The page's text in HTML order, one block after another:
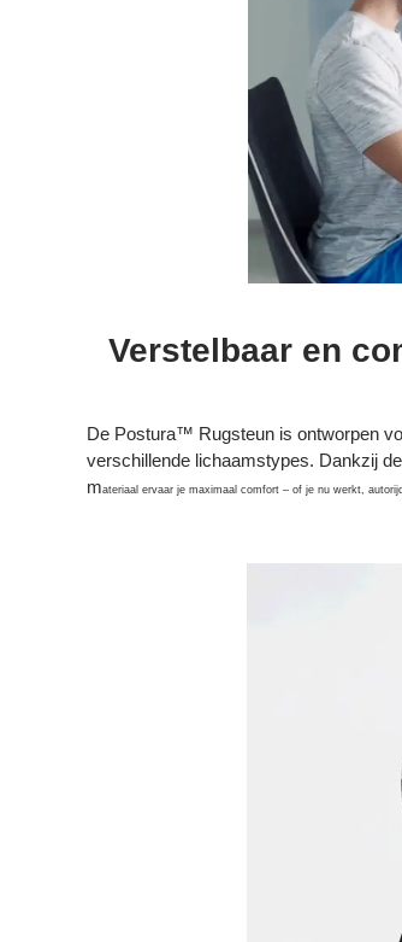
Verstelbaar en
De Postura™ Rugsteun is ontworpen
verschillende lichaamstypes. Dankzij de
materiaal ervaar je maximaal comfort – of je nu werkt,